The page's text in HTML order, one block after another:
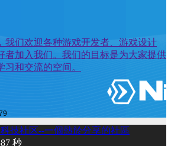
我们欢迎各种游戏开发者、游戏设计
者加入我们。我们的目标是为大家提供
和交流的空间。
技社区--一個熱於分享的社區
秒